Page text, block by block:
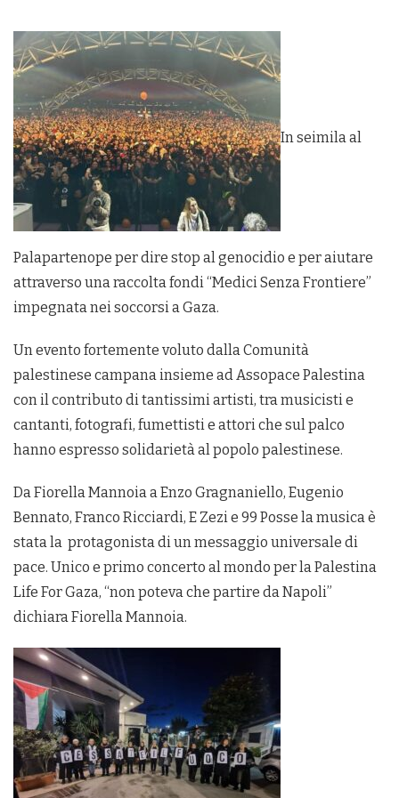
In seimila al
Palapartenope per dire stop al genocidio e per aiutare
attraverso una raccolta fondi “Medici Senza Frontiere”
impegnata nei soccorsi a Gaza.
Un evento fortemente voluto dalla Comunità
palestinese campana insieme ad Assopace Palestina
con il contributo di tantissimi artisti, tra musicisti e
cantanti, fotografi, fumettisti e attori che sul palco
hanno espresso solidarietà al popolo palestinese.
Da Fiorella Mannoia a Enzo Gragnaniello, Eugenio
Bennato, Franco Ricciardi, E Zezi e 99 Posse la musica è
stata la protagonista di un messaggio universale di
pace. Unico e primo concerto al mondo per la Palestina
Life For Gaza, “non poteva che partire da Napoli”
dichiara Fiorella Mannoia.